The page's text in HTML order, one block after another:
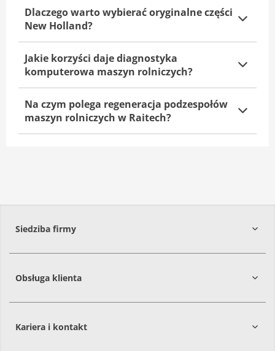
Dlaczego warto wybierać oryginalne części
New Holland?
Jakie korzyści daje diagnostyka
komputerowa maszyn rolniczych?
Na czym polega regeneracja podzespołów
maszyn rolniczych w Raitech?
Siedziba firmy
Obsługa klienta
Kariera i kontakt